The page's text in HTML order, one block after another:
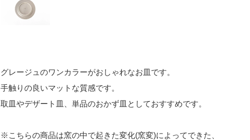
グレージュのワンカラーがおしゃれなお皿です。
手触りの良いマットな質感です。
取皿やデザート皿、単品のおかず皿としておすすめです。
※こちらの商品は窯の中で起きた変化(窯変)によってできた、